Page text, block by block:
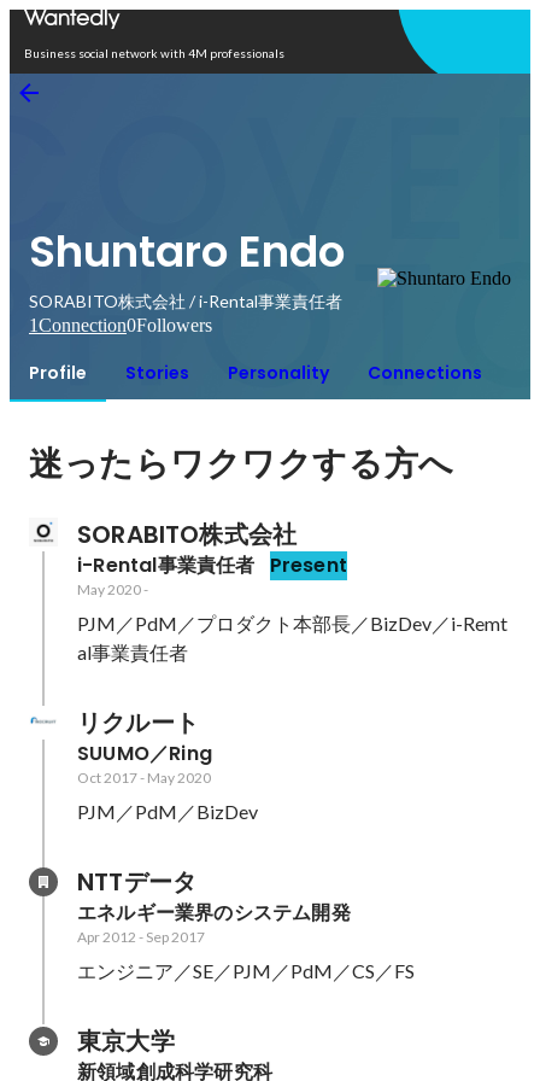
Business social network with 4M professionals
Shuntaro Endo
SORABITO株式会社 / i-Rental事業責任者
1Connection0Followers
Profile Stories Personality Connections
迷ったらワクワクする方へ
SORABITO株式会社
i-Rental事業責任者 Present
May 2020-
PJM／PdM／プロダクト本部長／BizDev／i-Remt
al事業責任者
リクルート
SUUMO／Ring
Oct 2017- May 2020
PJM／PdM／BizDev
NTTデータ
エネルギー業界のシステム開発
Apr 2012 - Sep 2017
エンジニア／SE／PJM／PdM／CS／FS
東京大学
新領域創成科学研究科